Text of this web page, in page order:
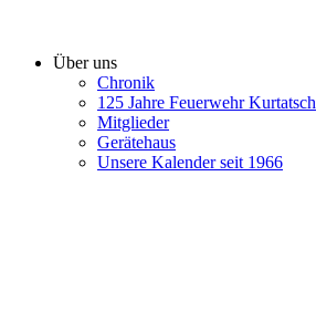
Über uns
Chronik
125 Jahre Feuerwehr Kurtatsch
Mitglieder
Gerätehaus
Unsere Kalender seit 1966